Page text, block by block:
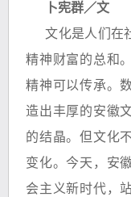
卜宪群／文
文化是人们在
精神财富的总和
精神可以传承。
造出丰厚的安徽
的结晶。但文化
变化。今天，安
会主义新时代，